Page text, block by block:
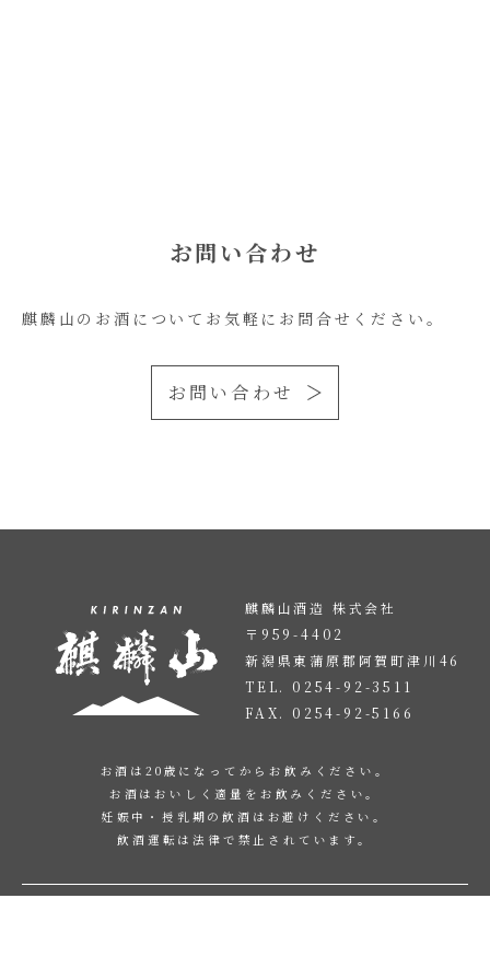
お問い合わせ
麒麟山のお酒についてお気軽にお問合せください。
お問い合わせ
麒麟山酒造 株式会社
〒959-4402
新潟県東蒲原郡阿賀町津川46
TEL. 0254-92-3511
FAX. 0254-92-5166
お酒は20歳になってからお飲みください。
お酒はおいしく適量をお飲みください。
妊娠中・授乳期の飲酒はお避けください。
飲酒運転は法律で禁止されています。